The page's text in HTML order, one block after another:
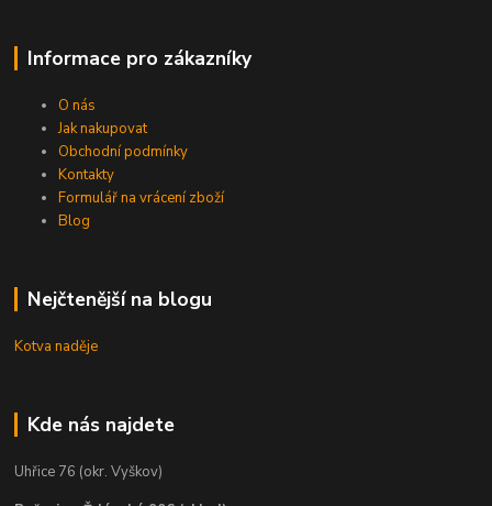
Informace pro zákazníky
O nás
Jak nakupovat
Obchodní podmínky
Kontakty
Formulář na vrácení zboží
Blog
Nejčtenější na blogu
Kotva naděje
Kde nás najdete
Uhřice 76 (okr. Vyškov)